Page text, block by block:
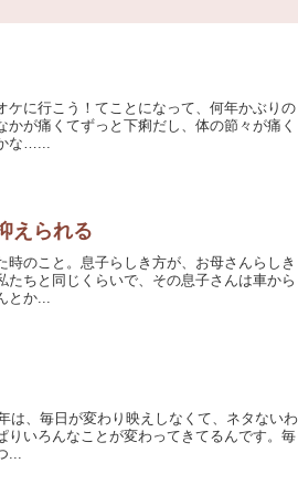
ケに行こう！てことになって、何年かぶりの
が痛くてずっと下痢だし、体の節々が痛く
な…...
えられる
のこと。息子らしき方が、お母さんらしき
ちと同じくらいで、その息子さんは車から
とか...
は、毎日が変わり映えしなくて、ネタないわ
りいろんなことが変わってきてるんです。毎
...